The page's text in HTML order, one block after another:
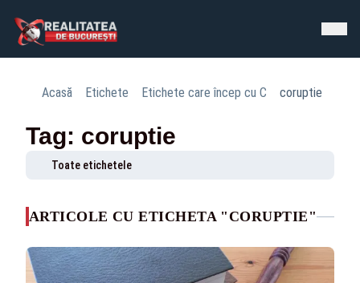
Acasă Etichete Etichete care încep cu C coruptie
Tag: coruptie
Toate etichetele
ARTICOLE CU ETICHETA "CORUPTIE"